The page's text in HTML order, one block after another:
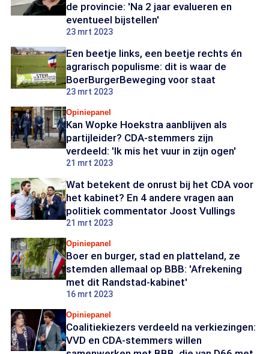
de provincie: 'Na 2 jaar evalueren en
eventueel bijstellen'
23 mrt 2023
Een beetje links, een beetje rechts én
agrarisch populisme: dit is waar de
BoerBurgerBeweging voor staat
23 mrt 2023
Opiniepanel
Kan Wopke Hoekstra aanblijven als
partijleider? CDA-stemmers zijn
verdeeld: 'Ik mis het vuur in zijn ogen'
21 mrt 2023
Wat betekent de onrust bij het CDA voor
het kabinet? En 4 andere vragen aan
politiek commentator Joost Vullings
21 mrt 2023
Opiniepanel
Boer en burger, stad en platteland, ze
stemden allemaal op BBB: 'Afrekening
met dit Randstad-kabinet'
16 mrt 2023
Opiniepanel
Coalitiekiezers verdeeld na verkiezingen:
VVD en CDA-stemmers willen